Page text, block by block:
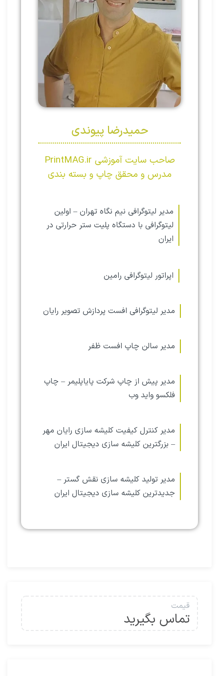
حمیدرضا پیوندی
صاحب سایت آموزشی PrintMAG.ir
مدرس و محقق چاپ و بسته بندی
مدیر لیتوگرافی نیم نگاه تهران – اولین
لیتوگرافی با دستگاه پلیت ستر حرارتی در
ایران
اپراتور لیتوگرافی رامین
مدیر لیتوگرافی افست پردازش تصویر رایان
مدیر سالن چاپ افست ظفر
مدیر پیش از چاپ شرکت پایاپلیمر – چاپ
فلکسو واید وب
مدیر کنترل کیفیت کلیشه سازی رایان مهر
– بزرگترین کلیشه سازی دیجیتال ایران
مدیر تولید کلیشه سازی نقش گستر –
جدیدترین کلیشه سازی دیجیتال ایران
قیمت
تماس بگیرید